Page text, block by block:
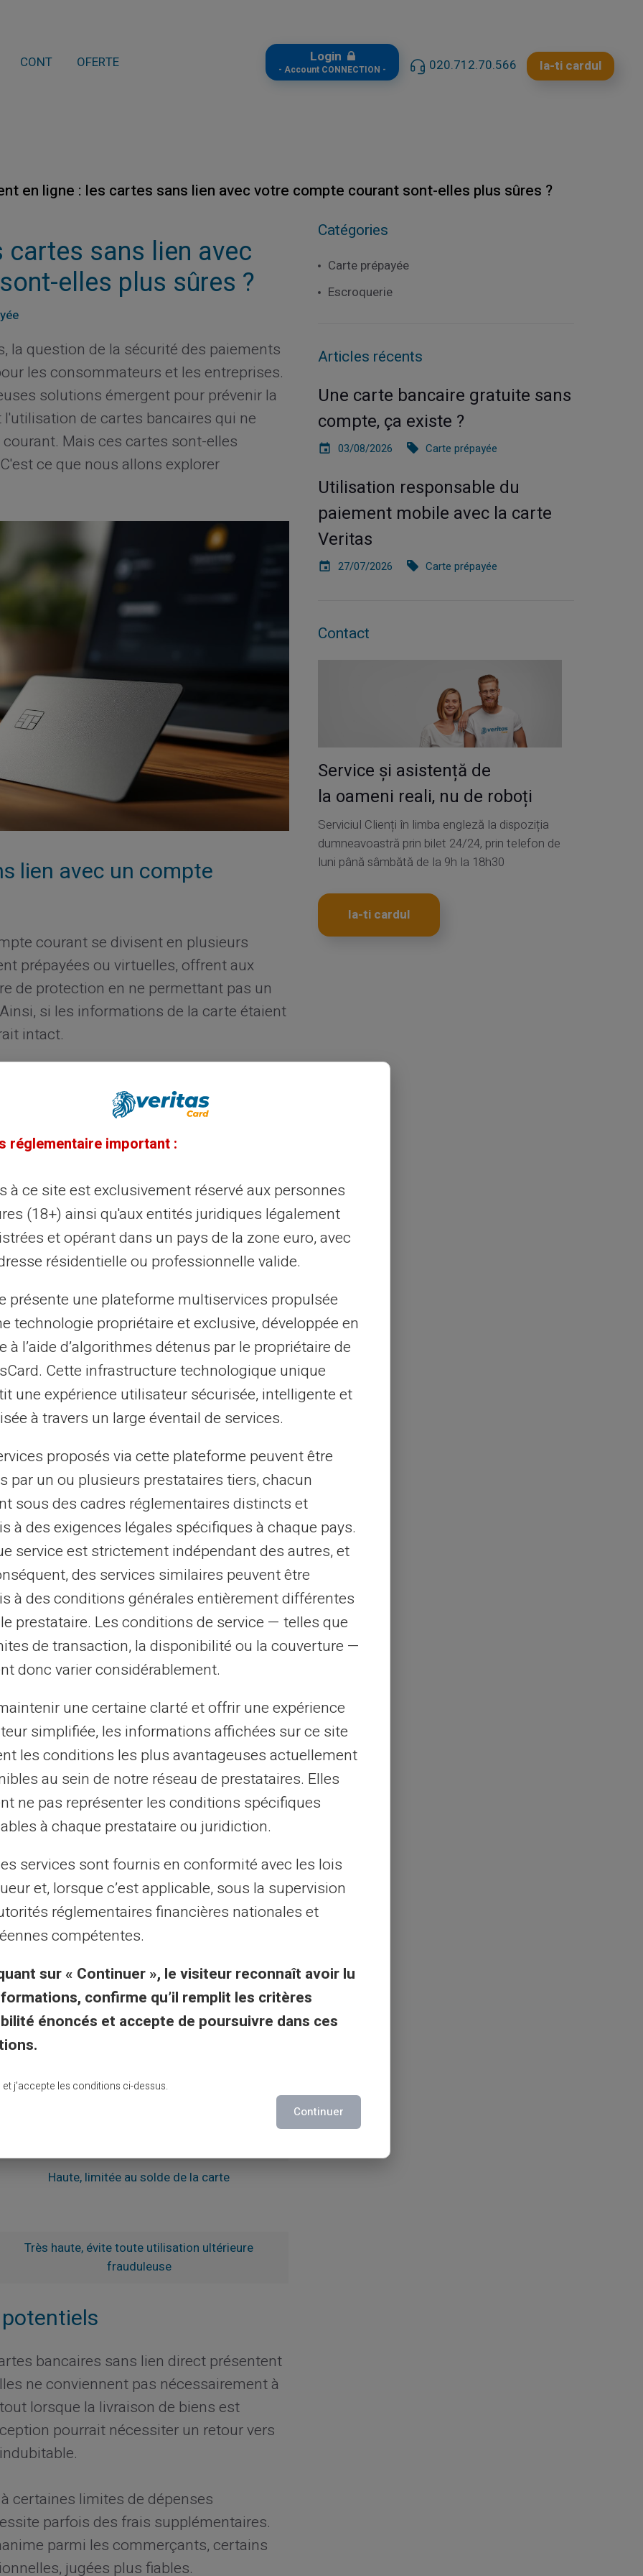
CONT OFERTE Login
- Account CONNECTION - 020.712.70.566 Ia-ti cardul
en ligne : les cartes sans lien avec votre compte courant sont-elles plus sûres ?
cartes sans lien avec
elles plus sûres ?
la question de la sécurité des paiements
les consommateurs et les entreprises.
solutions émergent pour prévenir la
de cartes bancaires qui ne
Mais ces cartes sont-elles
ce que nous allons explorer
lien avec un compte
courant se divisent en plusieurs
prépayées ou virtuelles, offrent aux
de protection en ne permettant pas un
si les informations de la carte étaient
intact.
un montant fixe dessus avant
certaine maîtrise sur vos dépenses,
que vous avez chargé. Les cartes à
manière similaire, vérifiant le solde du
pour éviter tout découvert.
pour ses paiements
et de vol d'informations, protéger son
cartes virtuelles apparaissent ici comme
consiste à générer des numéros de
seule utilisation ou après un court laps
frauduleuse des données de
avancées telles que le cryptogramme
le code CVV habituellement
bien moins utile pour les fraudeurs.
sont donc renforcées, réduisant
à la carte bancaire.
sans compte courant
compte présente plusieurs
paiements en ligne :
par exemple, permettent de
prêt à dépenser.
seules les sommes chargées peuvent
et rapides à recharger en ligne, elles
ou occasionnels.
:
Avec un numéro de carte
pirates de tirer profit de leurs actions
de cartes
Niveau de sécurité
Haute, limitée au solde de la carte
Très haute, évite toute utilisation ultérieure
frauduleuse
bancaires sans lien direct présentent
ne conviennent pas nécessairement à
lorsque la livraison de biens est
pourrait nécessiter un retour vers
certaines limites de dépenses
parfois des frais supplémentaires.
parmi les commerçants, certains
jugées plus fiables.
Catégories
Carte prépayée
Escroquerie
Articles récents
Une carte bancaire gratuite sans
compte, ça existe ?
03/08/2026 Carte prépayée
Utilisation responsable du
paiement mobile avec la carte
Veritas
27/07/2026 Carte prépayée
Contact
Service și asistență de
la oameni reali, nu de roboți
Serviciul Clienți în limba engleză la dispoziția
dumneavoastră prin bilet 24/24, prin telefon de
luni până sâmbătă de la 9h la 18h30
Ia-ti cardul
réglementaire important :
à ce site est exclusivement réservé aux personnes
(18+) ainsi qu'aux entités juridiques légalement
et opérant dans un pays de la zone euro, avec
résidentielle ou professionnelle valide.
présente une plateforme multiservices propulsée
technologie propriétaire et exclusive, développée en
à l’aide d’algorithmes détenus par le propriétaire de
Cette infrastructure technologique unique
une expérience utilisateur sécurisée, intelligente et
à travers un large éventail de services.
proposés via cette plateforme peuvent être
par un ou plusieurs prestataires tiers, chacun
sous des cadres réglementaires distincts et
à des exigences légales spécifiques à chaque pays.
service est strictement indépendant des autres, et
des services similaires peuvent être
à des conditions générales entièrement différentes
prestataire. Les conditions de service — telles que
de transaction, la disponibilité ou la couverture —
donc varier considérablement.
une certaine clarté et offrir une expérience
simplifiée, les informations affichées sur ce site
les conditions les plus avantageuses actuellement
au sein de notre réseau de prestataires. Elles
ne pas représenter les conditions spécifiques
à chaque prestataire ou juridiction.
services sont fournis en conformité avec les lois
et, lorsque c’est applicable, sous la supervision
réglementaires financières nationales et
compétentes.
sur « Continuer », le visiteur reconnaît avoir lu
confirme qu’il remplit les critères
énoncés et accepte de poursuivre dans ces
et j’accepte les conditions ci-dessus.
Continuer